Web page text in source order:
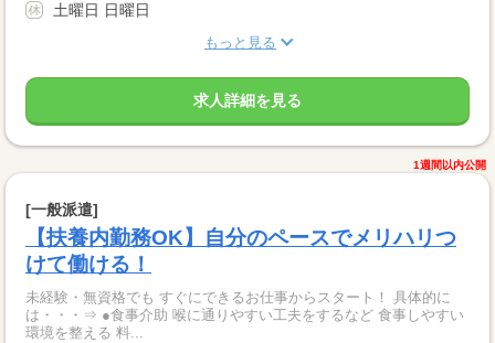
土曜日 日曜日
もっと見る
求人詳細を見る
1週間以内公開
[一般派遣]
【扶養内勤務OK】自分のペースでメリハリつ
けて働ける！
未経験・無資格でも すぐにできるお仕事からスタート！ 具体的に
は・・・⇒ ●食事介助 喉に通りやすい工夫をするなど 食事しやすい
環境を整える 料...